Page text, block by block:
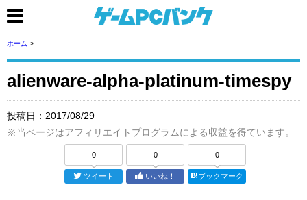
ホーム >
alienware-alpha-platinum-timespy
投稿日： 2017/08/29
※当ページはアフィリエイトプログラムによる収益を得ています。
0
ツイート
0
いいね！
0
ブックマーク